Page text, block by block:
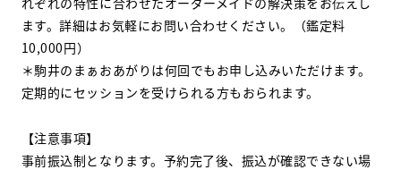
ます。詳細はお気軽にお問い合わせください。（鑑定料
10,000円）
＊駒井のまぁおあがりは何回でもお申し込みいただけます。
定期的にセッションを受けられる方もおられます。
【注意事項】
事前振込制となります。予約完了後、振込が確認できない場